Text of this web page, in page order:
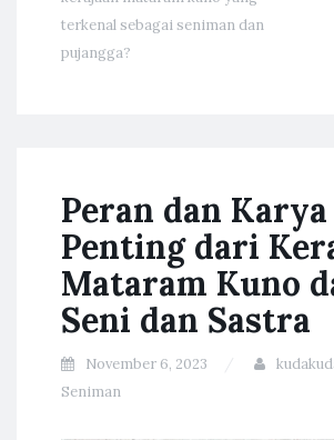
terkenal sebagai seniman dan
pujangga?
Peran dan
Penting dari
Mataram Kuno
Seni dan Sastra
November 6, 2023
Seniman